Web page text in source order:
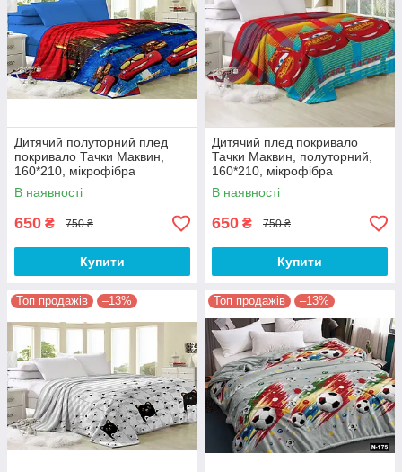
Дитячий полуторний плед
покривало Тачки Маквин,
160*210, мікрофібра
В наявності
650 ₴ 750 ₴
Купити
Дитячий плед покривало
Тачки Маквин, полуторний,
160*210, мікрофібра
В наявності
650 ₴ 750 ₴
Купити
Топ продажів –13% Топ продажів –13%